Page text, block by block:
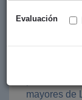
Evaluación
género de
Santiago.
mayores de